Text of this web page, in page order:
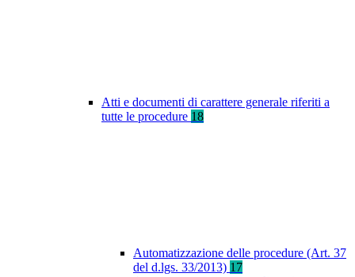
Atti e documenti di carattere generale riferiti a
tutte le procedure 18
Automatizzazione delle procedure (Art. 37
del d.lgs. 33/2013) 17